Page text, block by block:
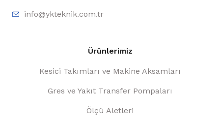
info@ykteknik.com.tr
Ürünlerimiz
Kesici Takımları ve Makine Aksamları
Gres ve Yakıt Transfer Pompaları
Ölçü Aletleri